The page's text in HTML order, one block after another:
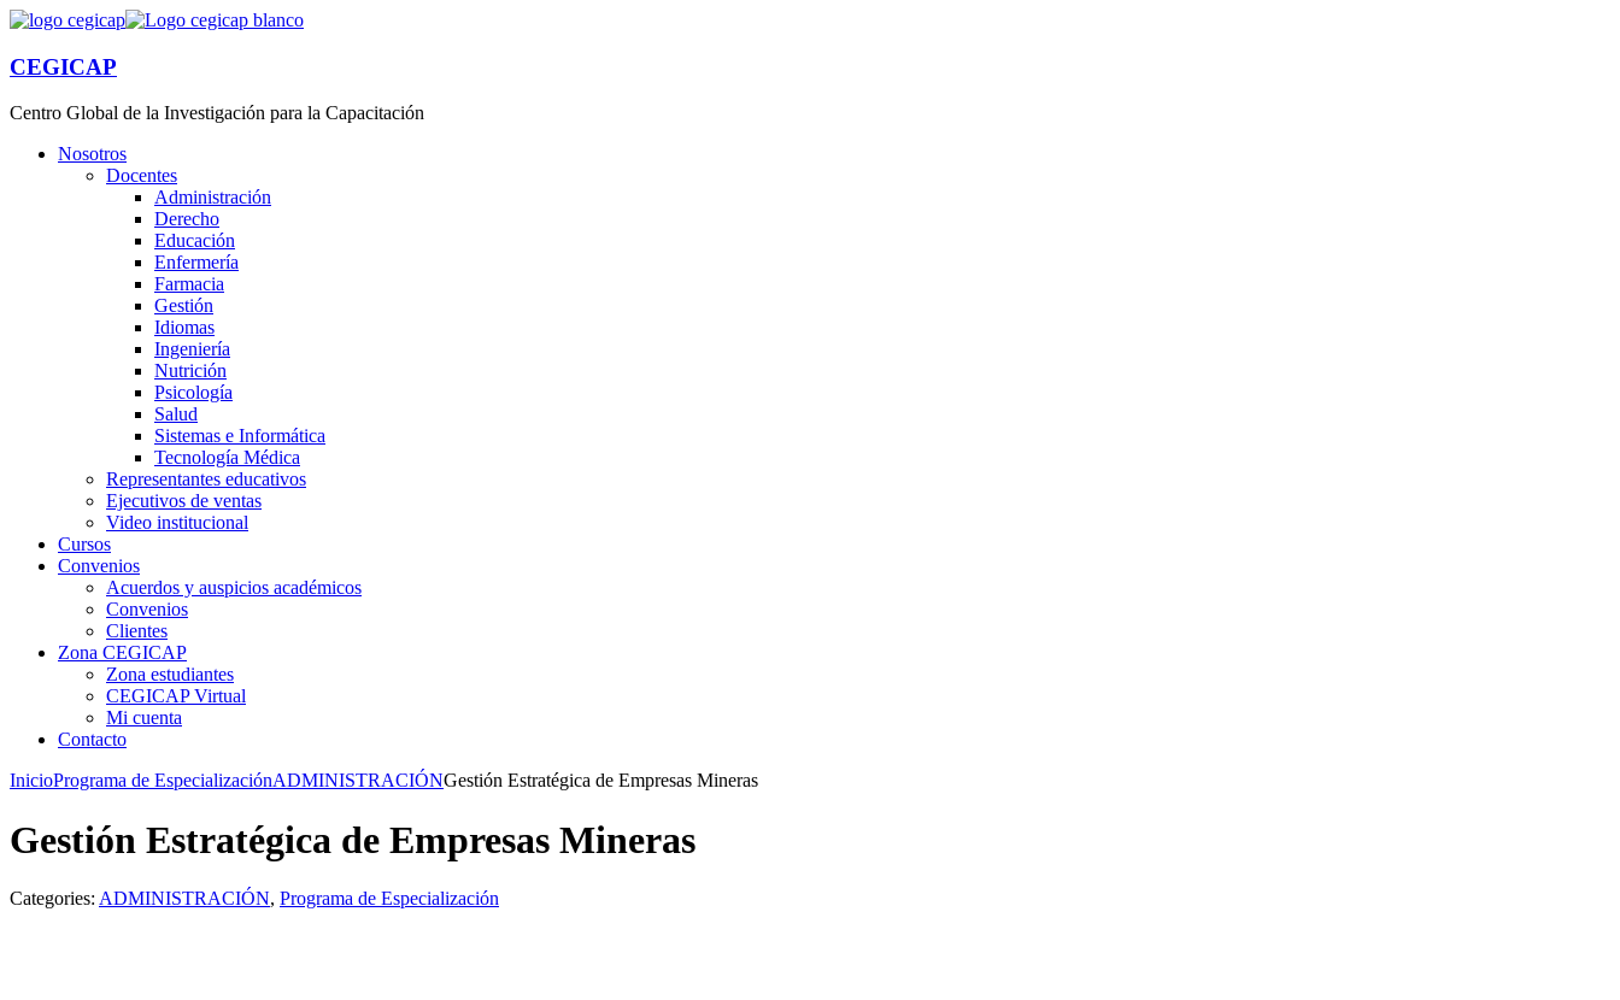
CEGICAP
Centro Global de la Investigación para la Capacitación
Nosotros
Docentes
Administración
Derecho
Educación
Enfermería
Farmacia
Gestión
Idiomas
Ingeniería
Nutrición
Psicología
Salud
Sistemas e Informática
Tecnología Médica
Representantes educativos
Ejecutivos de ventas
Video institucional
Cursos
Convenios
Acuerdos y auspicios académicos
Convenios
Clientes
Zona CEGICAP
Zona estudiantes
CEGICAP Virtual
Mi cuenta
Contacto
InicioPrograma de EspecializaciónADMINISTRACIÓNGestión Estratégica de Empresas Mineras
Gestión Estratégica de Empresas Mineras
Categories: ADMINISTRACIÓN, Programa de Especialización